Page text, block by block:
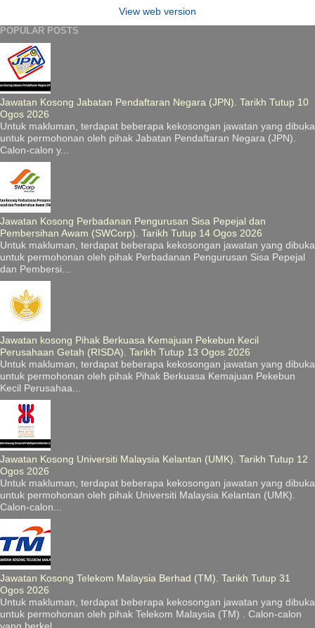
View web version
POPULAR POSTS
Jawatan Kosong Jabatan Pendaftaran Negara (JPN). Tarikh Tutup 10
Ogos 2026
Untuk makluman, terdapat beberapa kekosongan jawatan yang dibuka
untuk permohonan oleh pihak Jabatan Pendaftaran Negara (JPN).
Calon-calon y...
Jawatan Kosong Perbadanan Pengurusan Sisa Pepejal dan
Pembersihan Awam (SWCorp). Tarikh Tutup 14 Ogos 2026
Untuk makluman, terdapat beberapa kekosongan jawatan yang dibuka
untuk permohonan oleh pihak Perbadanan Pengurusan Sisa Pepejal
dan Pembersi...
Jawatan kosong Pihak Berkuasa Kemajuan Pekebun Kecil
Perusahaan Getah (RISDA). Tarikh Tutup 13 Ogos 2026
Untuk makluman, terdapat beberapa kekosongan jawatan yang dibuka
untuk permohonan oleh pihak Pihak Berkuasa Kemajuan Pekebun
Kecil Perusahaa...
Jawatan Kosong Universiti Malaysia Kelantan (UMK). Tarikh Tutup 12
Ogos 2026
Untuk makluman, terdapat beberapa kekosongan jawatan yang dibuka
untuk permohonan oleh pihak Universiti Malaysia Kelantan (UMK).
Calon-calon...
Jawatan Kosong Telekom Malaysia Berhad (TM). Tarikh Tutup 31
Ogos 2026
Untuk makluman, terdapat beberapa kekosongan jawatan yang dibuka
untuk permohonan oleh pihak Telekom Malaysia (TM) . Calon-calon